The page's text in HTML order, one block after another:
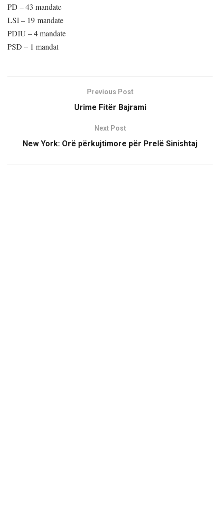
PD – 43 mandate
LSI – 19 mandate
PDIU – 4 mandate
PSD – 1 mandat
Previous Post
Urime Fitër Bajrami
Next Post
New York: Orë përkujtimore për Prelë Sinishtaj